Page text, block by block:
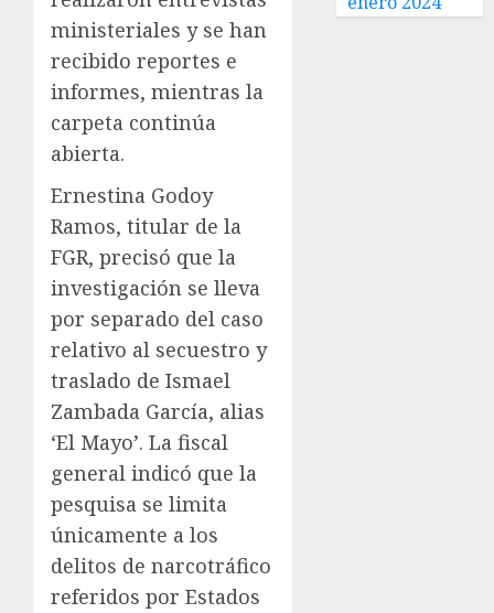
ministeriales y se han
recibido reportes e
informes, mientras la
carpeta continúa
abierta.
Ernestina Godoy
Ramos, titular de la
FGR, precisó que la
investigación se lleva
por separado del caso
relativo al secuestro y
traslado de Ismael
Zambada García, alias
‘El Mayo’. La fiscal
general indicó que la
pesquisa se limita
únicamente a los
delitos de narcotráfico
referidos por Estados